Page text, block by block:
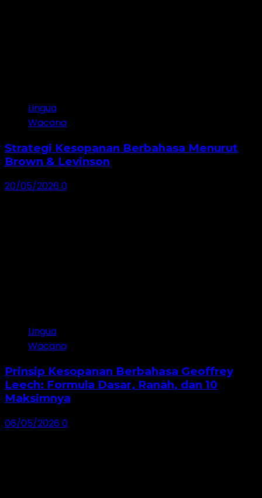
Lingua
Wacana
Strategi Kesopanan Berbahasa Menurut
Brown & Levinson
20/05/20260
Lingua
Wacana
Prinsip Kesopanan Berbahasa Geoffrey
Leech: Formula Dasar, Ranah, dan 10
Maksimnya
06/05/20260